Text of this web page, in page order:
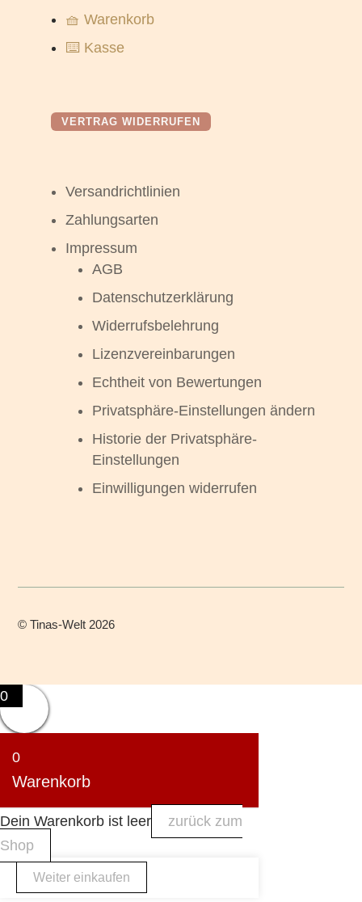
🧺 Warenkorb
⌨️ Kasse
VERTRAG WIDERRUFEN
Versandrichtlinien
Zahlungsarten
Impressum
AGB
Datenschutzerklärung
Widerrufsbelehrung
Lizenzvereinbarungen
Echtheit von Bewertungen
Privatsphäre-Einstellungen ändern
Historie der Privatsphäre-
Einstellungen
Einwilligungen widerrufen
©Tinas-Welt 2026
0
0
Warenkorb
Dein Warenkorb ist leer
zurück zum
Shop
Weiter einkaufen